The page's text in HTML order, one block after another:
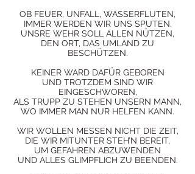
OB FEUER, UNFALL, WASSERFLUTEN,
IMMER WERDEN WIR UNS SPUTEN.
UNSRE WEHR SOLL ALLEN NÜTZEN,
DEN ORT, DAS UMLAND ZU
BESCHÜTZEN.
KEINER WARD DAFÜR GEBOREN
UND TROTZDEM SIND WIR
EINGESCHWOREN,
ALS TRUPP ZU STEHEN UNSERN MANN,
WO IMMER MAN NUR HELFEN KANN.
WIR WOLLEN MESSEN NICHT DIE ZEIT,
DIE WIR MITUNTER STEH’N BEREIT,
UM GEFAHREN ABZUWENDEN
UND ALLES GLIMPFLICH ZU BEENDEN.